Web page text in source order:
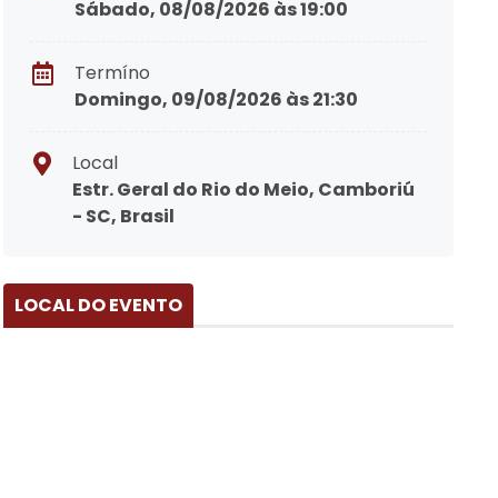
Sábado, 08/08/2026 às 19:00
Termíno
Domingo, 09/08/2026 às 21:30
Local
Estr. Geral do Rio do Meio, Camboriú
- SC, Brasil
LOCAL DO EVENTO